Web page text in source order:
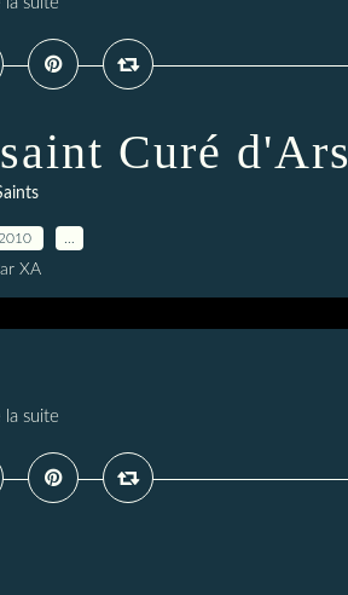
Curé d'Ars
XA
la suite